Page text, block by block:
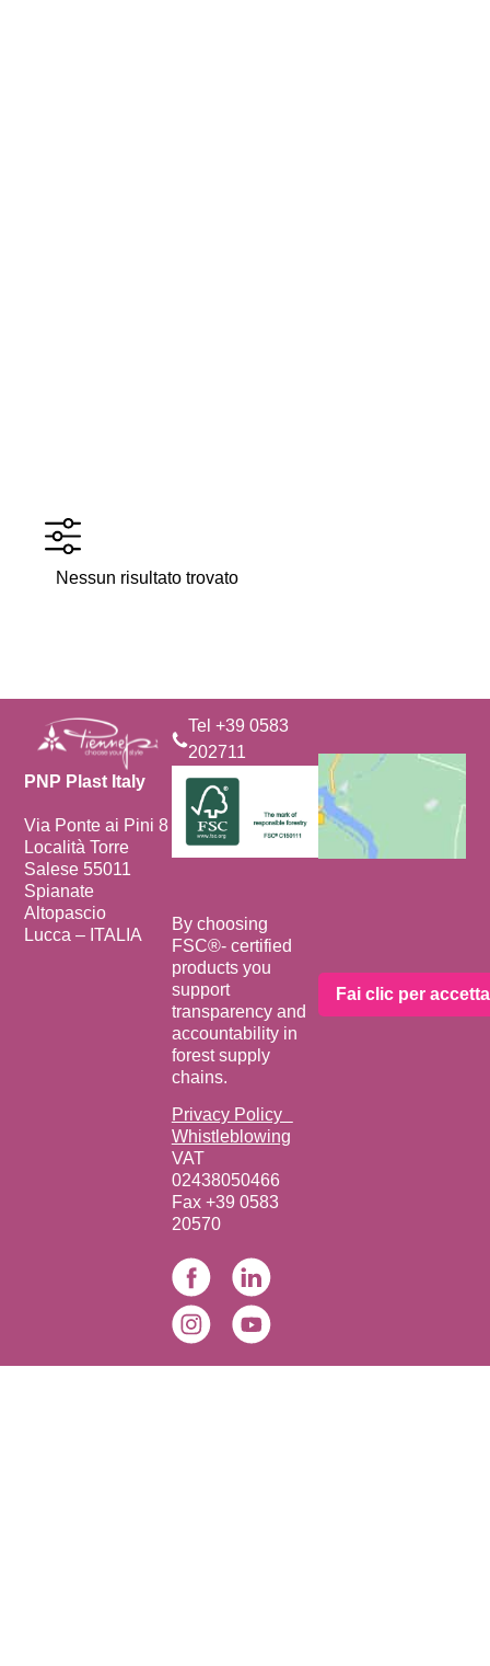
Nessun risultato trovato
PNP Plast Italy
Via Ponte ai Pini 8
Località Torre
Salese 55011
Spianate
Altopascio
Lucca – ITALIA
Fai clic per
By choosing
FSC®️- certified
products you
support
transparency and
accountability in
forest supply
chains.
Privacy Policy
Whistleblowing
VAT
02438050466
Fax +39 0583
20570
Tel +39 0583
202711